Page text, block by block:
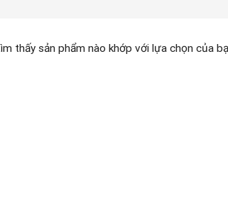
thấy sản phẩm nào khớp với lựa chọn của